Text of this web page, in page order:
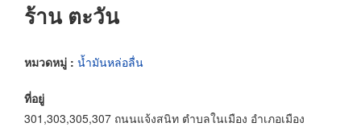
ร้าน ตะวัน
หมวดหมู่ : น้ำมันหล่อลื่น
ที่อยู่
301,303,305,307 ถนนแจ้งสนิท ตำบลในเมือง อำเภอเมือง